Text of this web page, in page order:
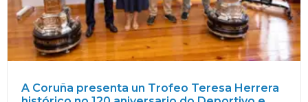
A Coruña presenta un Trofeo Teresa Herrera